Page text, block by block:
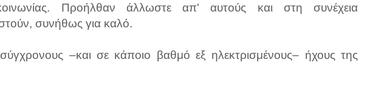
Προήλθαν άλλωστε απ' αυτούς και στη συνέχεια
συνήθως για καλό.
–και σε κάποιο βαθμό εξ ηλεκτρισμένους– ήχους της